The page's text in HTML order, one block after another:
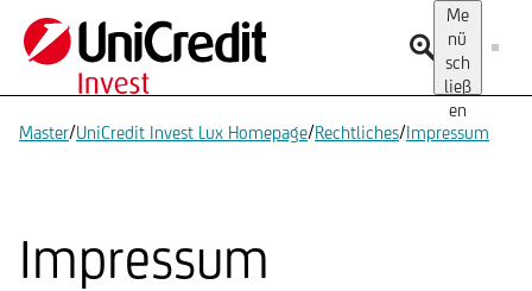
Me
nü
sch
ließ
en
Master/UniCredit Invest Lux Homepage/Rechtliches/Impressum
Impressum